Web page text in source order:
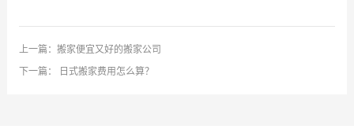
上一篇： 搬家便宜又好的搬家公司
下一篇：
日式搬家费用怎么算？